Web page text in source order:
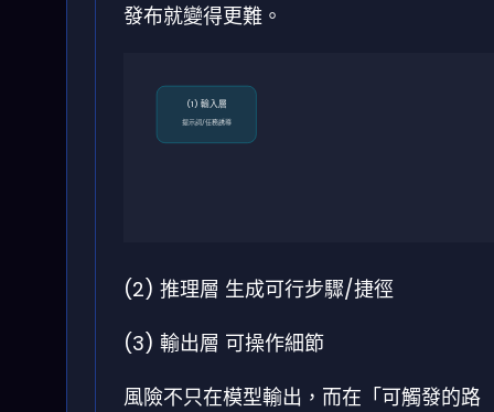
發布就變得更難。
(1) 輸入層
提示詞/任務誘導
(2) 推理層 生成可行步驟/捷徑
(3) 輸出層 可操作細節
風險不只在模型輸出，而在「可觸發的路